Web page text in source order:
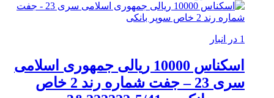
1 در انبار
اسکناس 10000 ریالی جمهوری اسلامی
سری 23 – جفت شماره رند 2 خاص